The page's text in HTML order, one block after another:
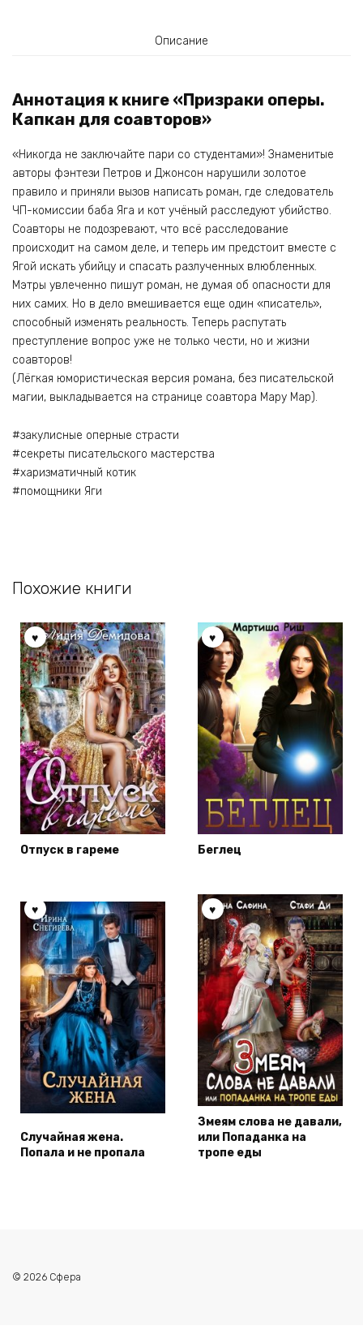
Описание
Аннотация к книге «Призраки оперы.
Капкан для соавторов»
«Никогда не заключайте пари со студентами»! Знаменитые
авторы фэнтези Петров и Джонсон нарушили золотое
правило и приняли вызов написать роман, где следователь
ЧП-комиссии баба Яга и кот учёный расследуют убийство.
Соавторы не подозревают, что всё расследование
происходит на самом деле, и теперь им предстоит вместе с
Ягой искать убийцу и спасать разлученных влюбленных.
Мэтры увлеченно пишут роман, не думая об опасности для
них самих. Но в дело вмешивается еще один «писатель»,
способный изменять реальность. Теперь распутать
преступление вопрос уже не только чести, но и жизни
соавторов!
(Лёгкая юмористическая версия романа, без писательской
магии, выкладывается на странице соавтора Мару Мар).
#закулисные оперные страсти
#секреты писательского мастерства
#харизматичный котик
#помощники Яги
Похожие книги
Отпуск в гареме Беглец
Случайная жена.
Попала и не пропала
Змеям слова не давали,
или Попаданка на
тропе еды
© 2026 Сфера